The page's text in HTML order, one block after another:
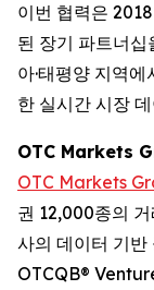
이번 협력은
된 장기 파트너십
아·태평양 지역
한 실시간 시장
OTC Markets
OTC Markets
권 12,000종의
사의 데이터 기
OTCQB®